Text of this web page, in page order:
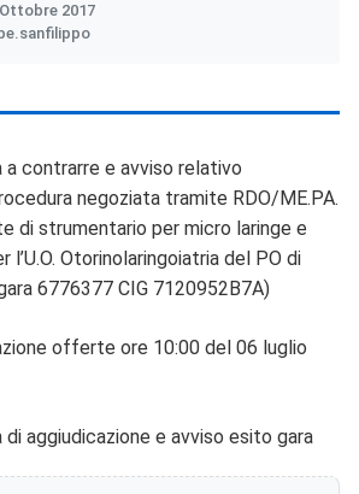
2017
a contrarre e avviso relativo
negoziata tramite RDO/ME.PA.
di strumentario per micro laringe e
l’U.O. Otorinolaringoiatria del PO di
6776377 CIG 7120952B7A)
offerte ore 10:00 del 06 luglio
aggiudicazione e avviso esito gara